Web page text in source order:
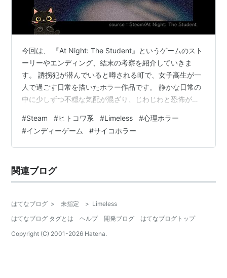
今回は、 『At Night: The Student』というゲームのスト
ーリーやエンディング、結末の考察を紹介していきま
す。 誘拐犯が潜んでいると噂される町で、女子高生が一
人で過ごす日常を描いたホラー作品です。 静かな日常の
中に少しずつ不穏な気配が混ざり、じわじわと恐怖が迫
系が好きな人 ・物語の考察が好きな人 ・じわじわくる怖
さを味わいたい人 あらすじ 日本の町に住む16歳の高校
生・みお（Mio）。母親が不在のため、家で一人きりの時
るといった、ごく普通のルーティンから物語が始まりま
す。し…
#Steam #ヒトコワ系 #Limeless #心理ホラー
#インディーゲーム #サイコホラー
関連ブログ
はてなブログ > 未指定 > Limeless
はてなブログ タグとは
ヘルプ 開発ブログ
はてなブログトップ
Copyright (C) 2001-2026 Hatena.